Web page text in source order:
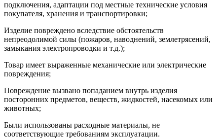
подключения, адаптации под местные технические условия
покупателя, хранения и транспортировки;
Изделие повреждено вследствие обстоятельств
непреодолимой силы (пожаров, наводнений, землетрясений,
замыкания электропроводки и т.д.);
Товар имеет выраженные механические или электрические
повреждения;
Повреждение вызвано попаданием внутрь изделия
посторонних предметов, веществ, жидкостей, насекомых или
животных;
Были использованы расходные материалы, не
соответствующие требованиям эксплуатации.